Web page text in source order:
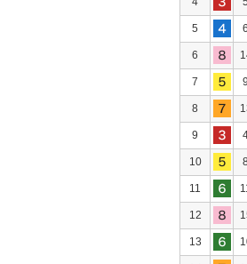
5 6
6
7 9
8
9
10 8
11
12
13